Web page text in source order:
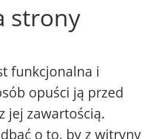
strony
funkcjonalna i
opuści ją przed
jej zawartością.
o to, by z witryny